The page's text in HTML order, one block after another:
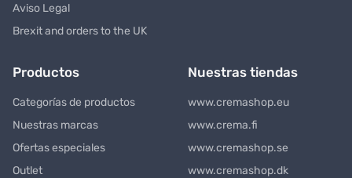
Aviso Legal
Brexit and orders to the UK
Productos
Categorías de productos
Nuestras marcas
Ofertas especiales
Outlet
Nuestras tiendas
www.cremashop.eu
www.crema.fi
www.cremashop.se
www.cremashop.dk